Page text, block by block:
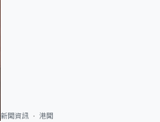
新聞資訊 港聞